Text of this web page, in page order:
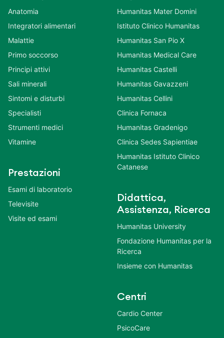
Anatomia
Integratori alimentari
Malattie
Primo soccorso
Principi attivi
Sali minerali
Sintomi e disturbi
Specialisti
Strumenti medici
Vitamine
Prestazioni
Esami di laboratorio
Televisite
Visite ed esami
Humanitas Mater Domini
Istituto Clinico Humanitas
Humanitas San Pio X
Humanitas Medical Care
Humanitas Castelli
Humanitas Gavazzeni
Humanitas Cellini
Clinica Fornaca
Humanitas Gradenigo
Clinica Sedes Sapientiae
Humanitas Istituto Clinico
Catanese
Didattica,
Assistenza, Ricerca
Humanitas University
Fondazione Humanitas per la
Ricerca
Insieme con Humanitas
Centri
Cardio Center
PsicoCare